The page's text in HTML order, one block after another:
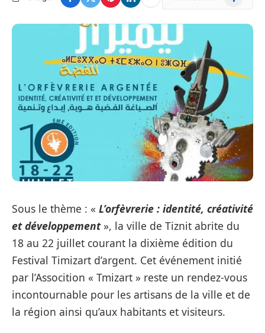
Sous le thème : « L’orfèvrerie : identité, créativité
et développement», la ville de Tiznit abrite du
18 au 22 juillet courant la dixième édition du
Festival Timizart d’argent. Cet événement initié
par l’Assocition « Tmizart » reste un rendez-vous
incontournable pour les artisans de la ville et de
la région ainsi qu’aux habitants et visiteurs.